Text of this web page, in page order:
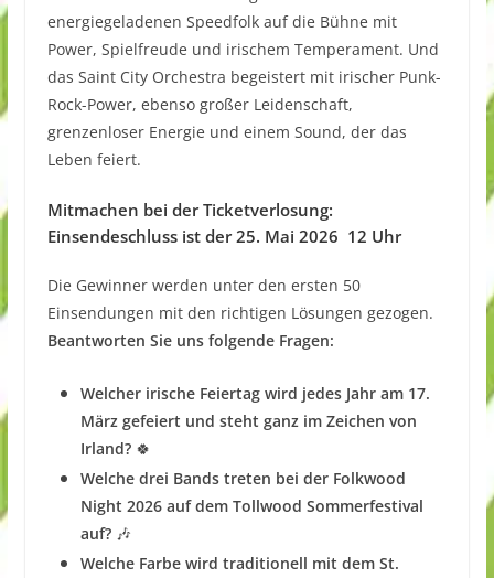
energiegeladenen Speedfolk auf die Bühne mit
Power, Spielfreude und irischem Temperament. Und
das Saint City Orchestra begeistert mit irischer Punk-
Rock-Power, ebenso großer Leidenschaft,
grenzenloser Energie und einem Sound, der das
Leben feiert.
Mitmachen bei der Ticketverlosung:
Einsendeschluss ist der 25. Mai 2026 12 Uhr
Die Gewinner werden unter den ersten 50
Einsendungen mit den richtigen Lösungen gezogen.
Beantworten Sie uns folgende Fragen:
Welcher irische Feiertag wird jedes Jahr am 17.
März gefeiert und steht ganz im Zeichen von
Irland?🍀
Welche drei Bands treten bei der Folkwood
Night 2026 auf dem Tollwood Sommerfestival
auf?🎶
Welche Farbe wird traditionell mit dem St.